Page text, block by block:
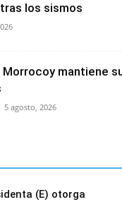
los sismos
mantiene
5 agosto, 2026
(E) otorga